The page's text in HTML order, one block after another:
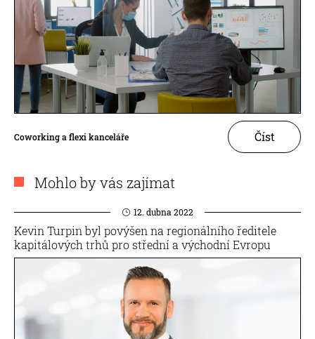
Coworking a flexi kanceláře Číst
Mohlo by vás zajímat
12. dubna 2022
Kevin Turpin byl povýšen na regionálního ředitele
kapitálových trhů pro střední a východní Evropu